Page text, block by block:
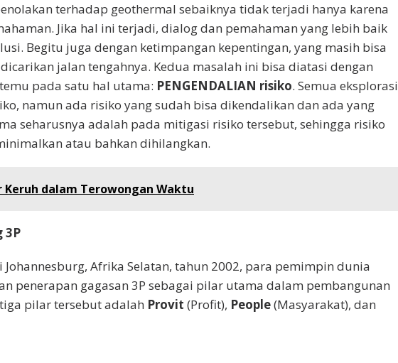
terhadap geothermal sebaiknya tidak terjadi hanya karena
Jika hal ini terjadi, dialog dan pemahaman yang lebih baik
Begitu juga dengan ketimpangan kepentingan, yang masih bisa
jalan tengahnya. Kedua masalah ini bisa diatasi dengan
pada satu hal utama: PENGENDALIAN risiko. Semua eksplorasi
namun ada risiko yang sudah bisa dikendalikan dan ada yang
seharusnya adalah pada mitigasi risiko tersebut, sehingga risiko
atau bahkan dihilangkan.
Keruh dalam Terowongan Waktu
3P
Johannesburg, Afrika Selatan, tahun 2002, para pemimpin dunia
penerapan gagasan 3P sebagai pilar utama dalam pembangunan
pilar tersebut adalah Provit (Profit), People(Masyarakat), dan